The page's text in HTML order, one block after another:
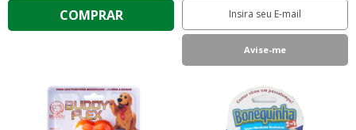
COMPRAR